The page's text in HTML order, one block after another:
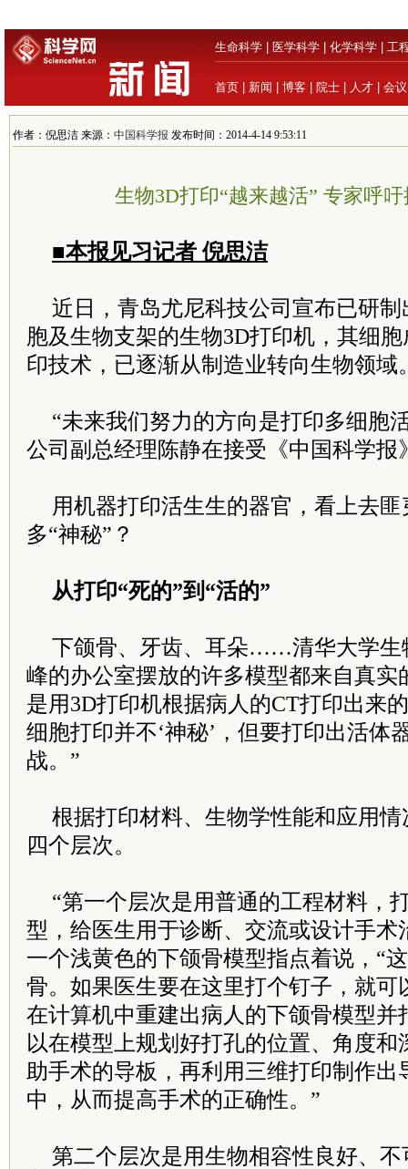
生命科学 医学科学 化学科学 工
首页 新闻 博客 院士 人才 会议
作者：倪思洁 来源： 中国科学报 发布时间：2014-4-14 9:53:11
生物3D打印“越来越活” 专家呼
■本报见习记者 倪思洁
近日，青岛尤尼科技公司宣布已研
胞及生物支架的生物3D打印机，其细
印技术，已逐渐从制造业转向生物领域
“未来我们努力的方向是打印多细胞
公司副总经理陈静在接受《中国科学报
用机器打印活生生的器官，看上去
多“神秘”？
从打印“死的”到“活的”
下颌骨、牙齿、耳朵……清华大学生
峰的办公室摆放的许多模型都来自真实
是用3D打印机根据病人的CT打印出来
细胞打印并不‘神秘’，但要打印出活体
战。”
根据打印材料、生物学性能和应用
四个层次。
“第一个层次是用普通的工程材料，
型，给医生用于诊断、交流或设计手术
一个浅黄色的下颌骨模型指点着说，“
骨。如果医生要在这里打个钉子，就可
在计算机中重建出病人的下颌骨模型并
以在模型上规划好打孔的位置、角度和
助手术的导板，再利用三维打印制作出
中，从而提高手术的正确性。”
第二个层次是用生物相容性良好、